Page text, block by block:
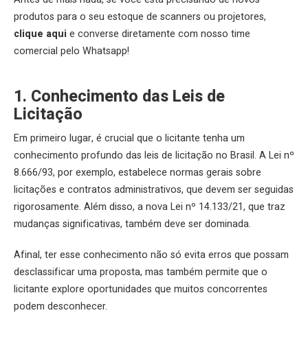
produtos para o seu estoque de scanners ou projetores,
clique aqui e converse diretamente com nosso time
comercial pelo Whatsapp!
1. Conhecimento das Leis de
Licitação
Em primeiro lugar, é crucial que o licitante tenha um
conhecimento profundo das leis de licitação no Brasil. A Lei nº
8.666/93, por exemplo, estabelece normas gerais sobre
licitações e contratos administrativos, que devem ser seguidas
rigorosamente. Além disso, a nova Lei nº 14.133/21, que traz
mudanças significativas, também deve ser dominada.
Afinal, ter esse conhecimento não só evita erros que possam
desclassificar uma proposta, mas também permite que o
licitante explore oportunidades que muitos concorrentes
podem desconhecer.